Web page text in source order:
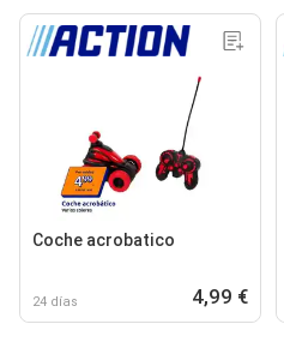
Coche acrobatico
24 días 4,99 €